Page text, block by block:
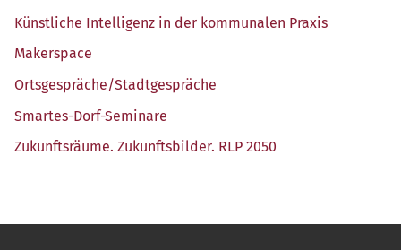
Künst­li­che Intel­li­genz in der kom­mu­na­len Praxis
Maker­space
Ortsgespräche/​Stadtgespräche
Smar­tes-Dorf-Semi­na­re
Zukunfts­räu­me. Zukunfts­bil­der. RLP 2050